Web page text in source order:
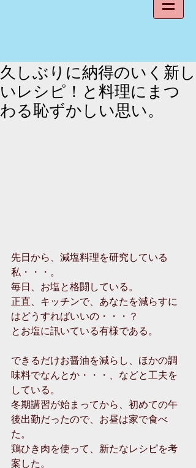
久しぶりに納得のいく新し
いレシピ！と料理にまつ
わる恥ずかしい思い。
先日から、減塩料理を研究している
私・・・。
毎日、お塩と格闘している。
正直、キッチンで、あなたを減らすに
はどうすればいいの・・・？
とお塩に訊いている有様である。
できるだけお醤油を減らし、ほかの調
味料でなんとか・・・、などと工夫を
している。
冬期講習が始まってから、初めての午
後出勤だったので、お昼は家で食べ
た。
鶏ひき肉を使って、新たなレシピを考
案した。